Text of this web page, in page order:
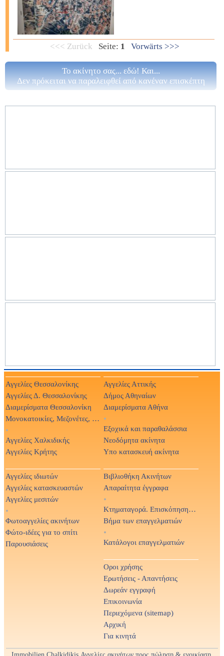
<<< Zurück Seite: 1 Vorwärts >>>
Το ακίνητο σας... εδώ! Και...
Δεν πρόκειται να παραλειφθεί από κανέναν επισκέπτη
Αγγελίες Θεσσαλονίκης
Αγγελίες Δ. Θεσσαλονίκης
Διαμερίσματα Θεσσαλονίκη
Μονοκατοικίες, Μεζονέτες, Βίλες
•
Αγγελίες Χαλκιδικής
Αγγελίες Κρήτης
Αγγελίες Αττικής
Δήμος Αθηναίων
Διαμερίσματα Αθήνα
•
Εξοχικά και παραθαλάσσια
Νεοδόμητα ακίνητα
Υπο κατασκευή ακίνητα
Αγγελίες ιδιωτών
Αγγελίες κατασκευαστών
Αγγελίες μεσιτών
•
Φωτοαγγελίες ακινήτων
Φώτο-ιδέες για το σπίτι
Παρουσιάσεις
Βιβλιοθήκη Ακινήτων
Απαραίτητα έγγραφα
•
Κτηματαγορά. Επισκόπηση Τύπου
Βήμα των επαγγελματιών
•
Κατάλογοι επαγγελματιών
Οροι χρήσης
Ερωτήσεις - Απαντήσεις
Δωρεάν εγγραφή
Επικοινωνία
Περιεχόμενα (sitemap)
Αρχική
Για κινητά